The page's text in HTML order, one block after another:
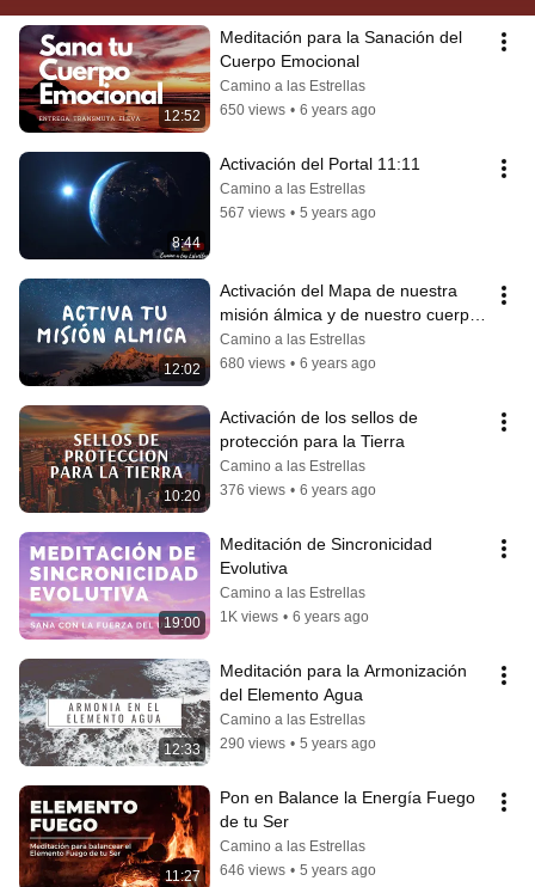
12:52
Meditación para la Sanación del
Cuerpo Emocional
Camino a las Estrellas
650 views • 6 years ago
8:44
Activación del Portal 11:11
Camino a las Estrellas
567 views • 5 years ago
12:02
Activación del Mapa de nuestra
misión álmica y de nuestro cuerpo
de luz
Camino a las Estrellas
680 views • 6 years ago
10:20
Activación de los sellos de
protección para la Tierra
Camino a las Estrellas
376 views • 6 years ago
19:00
Meditación de Sincronicidad
Evolutiva
Camino a las Estrellas
1K views • 6 years ago
12:33
Meditación para la Armonización
del Elemento Agua
Camino a las Estrellas
290 views • 5 years ago
11:27
Pon en Balance la Energía Fuego
de tu Ser
Camino a las Estrellas
646 views • 5 years ago